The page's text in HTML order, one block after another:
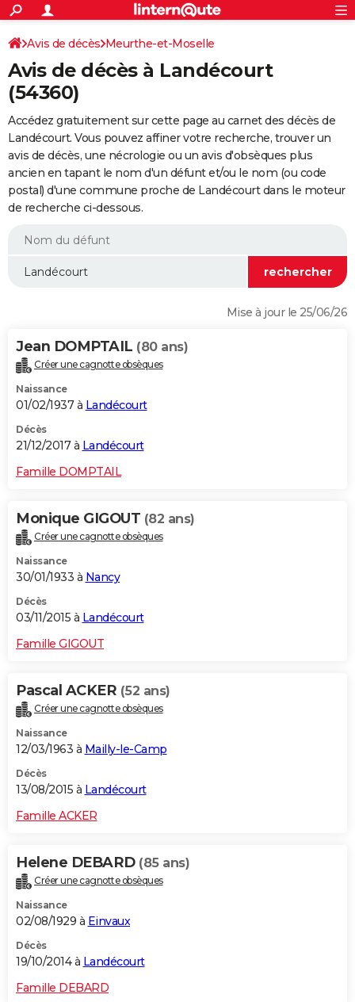
ACTUALITÉS
Politique
Société
Faits Divers
Education
Monde
Villes
+
SPORT
Coupe du monde 2026
Football
Tennis
Cyclisme
Rugby
Forum
FINANCE
Retraite
Impôts
Epargne
Immobilier
Risques naturels par ville
Banque
Assurance
Crédit
Essais
Réserver un essai
Citadines
Berlines
SUV
Forum auto
+
HIGH-TECH
Mobiles
Meilleur smartphone
Internet
Ordinateurs
Jeux vidéo
Guide high-tech
+
BRICOLAGE
Forum
Aménagement intérieur
Extérieur
Cuisine
Salle de bains
Jardinage
Rangement
WEEK-END
Guides de France
Escapades
Patrimoine
Expositions
Musées
Week-end nature
LIFESTYLE
Alimentation
Guide de la santé
Maladies
Médicaments
Sommeil
VOYAGE
Destinations
City break
Voyage nature
Voyage de noces
Forum
Climat
+PHOTO
GUIDES D'ACHAT
BONS PLANS
CARTE DE VOEUX
Dictionnaire
Biographies
Citations
Expressions
Proverbes
PROGRAMME TV
COPAINS D'AVANT
S'inscrire
Se connecter
Lycées
Collèges
Primaires
Universités
Entreprises
Service militaire
Avis de recherche
AVIS DE DÉCÈS
S'inscrire
Connexion
Avis de décès Meurthe-et-Moselle
Avis de décès à Landécourt
(54360)
Accédez gratuitement sur cette page au carnet des décès de
Landécourt. Vous pouvez affiner votre recherche, trouver un
avis de décès, une nécrologie ou un avis d'obsèques plus
ancien en tapant le nom d'un défunt et/ou le nom (ou code
postal) d'une commune proche de Landécourt dans le moteur
de recherche ci-dessous.
Mise à jour le 25/06/26
Jean DOMPTAIL (80 ans)
Créer une cagnotte obsèques
Naissance
01/02/1937 à Landécourt
Décès
21/12/2017 à Landécourt
Famille DOMPTAIL
Monique GIGOUT (82 ans)
Créer une cagnotte obsèques
Naissance
30/01/1933 à Nancy
Décès
03/11/2015 à Landécourt
Famille GIGOUT
Pascal ACKER (52 ans)
Créer une cagnotte obsèques
Naissance
12/03/1963 à Mailly-le-Camp
Décès
13/08/2015 à Landécourt
Famille ACKER
Helene DEBARD (85 ans)
Créer une cagnotte obsèques
Naissance
02/08/1929 à Einvaux
Décès
19/10/2014 à Landécourt
Famille DEBARD